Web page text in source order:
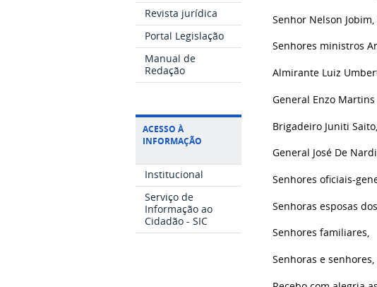
Revista jurídica
Portal Legislação
Manual de
Redação
ACESSO À
INFORMAÇÃO
Institucional
Serviço de
Informação ao
Cidadão - SIC
Senhor Nelson
Senhores ministros
Almirante Luiz
General Enzo
Brigadeiro Juniti
General José De
Senhores oficiais-
Senhoras esposas
Senhores familiares,
Senhoras e senhores,